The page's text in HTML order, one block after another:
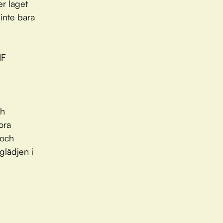
laget
bara
i